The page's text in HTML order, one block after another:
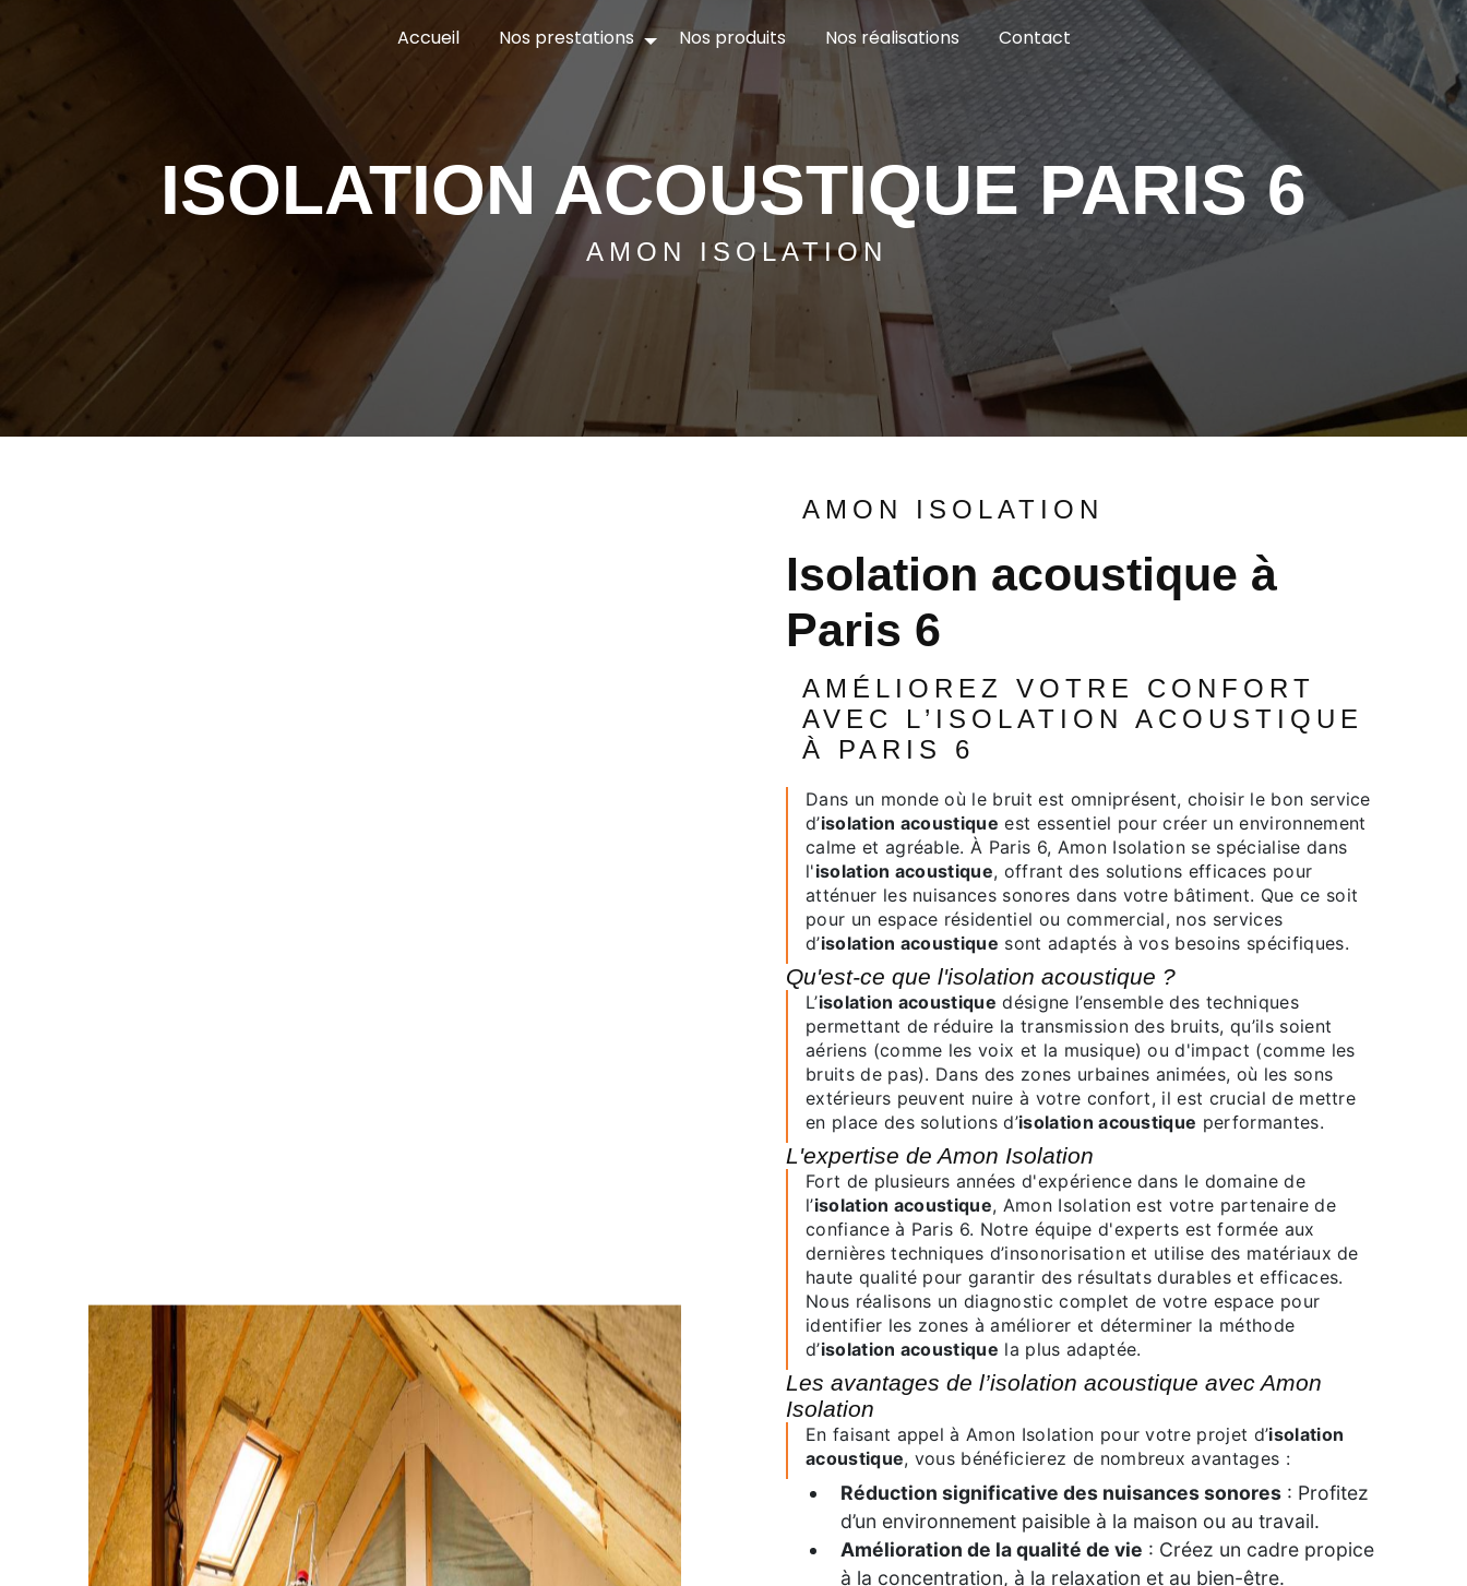
Accueil Nos prestations Nos produits Nos réalisations Contact
ISOLATION ACOUSTIQUE PARIS 6
AMON ISOLATION
AMON ISOLATION
isolation acoustique à
Paris 6
AMÉLIOREZ VOTRE CONFORT
AVEC L’ISOLATION ACOUSTIQUE
À PARIS 6
Dans un monde où le bruit est omniprésent, choisir le bon service
d’isolation acoustique est essentiel pour créer un environnement
calme et agréable. À Paris 6, Amon Isolation se spécialise dans
l'isolation acoustique, offrant des solutions efficaces pour
atténuer les nuisances sonores dans votre bâtiment. Que ce soit
pour un espace résidentiel ou commercial, nos services
d’isolation acoustique sont adaptés à vos besoins spécifiques.
Qu'est-ce que l'isolation acoustique ?
L’isolation acoustique désigne l’ensemble des techniques
permettant de réduire la transmission des bruits, qu’ils soient
aériens (comme les voix et la musique) ou d'impact (comme les
bruits de pas). Dans des zones urbaines animées, où les sons
extérieurs peuvent nuire à votre confort, il est crucial de mettre
en place des solutions d’isolation acoustique performantes.
L'expertise de Amon Isolation
Fort de plusieurs années d'expérience dans le domaine de
l’isolation acoustique, Amon Isolation est votre partenaire de
confiance à Paris 6. Notre équipe d'experts est formée aux
dernières techniques d’insonorisation et utilise des matériaux de
haute qualité pour garantir des résultats durables et efficaces.
Nous réalisons un diagnostic complet de votre espace pour
identifier les zones à améliorer et déterminer la méthode
d’isolation acoustique la plus adaptée.
Les avantages de l’isolation acoustique avec Amon
Isolation
En faisant appel à Amon Isolation pour votre projet d’isolation
acoustique, vous bénéficierez de nombreux avantages :
Réduction significative des nuisances sonores : Profitez
d’un environnement paisible à la maison ou au travail.
Amélioration de la qualité de vie : Créez un cadre propice
à la concentration, à la relaxation et au bien-être.
Panneau de gestion des cookies